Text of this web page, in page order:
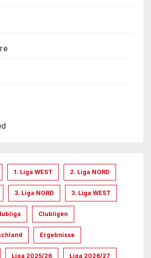
1. Liga WEST 2. Liga NORD
3. Liga NORD 3. Liga WEST
Clubligen
Ergebnisse
Liga 2025/26 Liga 2026/27